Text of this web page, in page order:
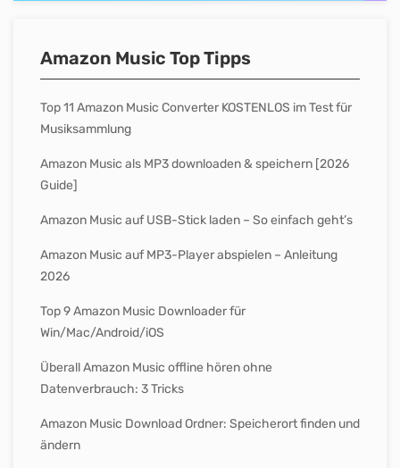
Amazon Music Top Tipps
Top 11 Amazon Music Converter KOSTENLOS im Test für
Musiksammlung
Amazon Music als MP3 downloaden & speichern [2026
Guide]
Amazon Music auf USB-Stick laden – So einfach geht’s
Amazon Music auf MP3-Player abspielen – Anleitung
2026
Top 9 Amazon Music Downloader für
Win/Mac/Android/iOS
Überall Amazon Music offline hören ohne
Datenverbrauch: 3 Tricks
Amazon Music Download Ordner: Speicherort finden und
ändern